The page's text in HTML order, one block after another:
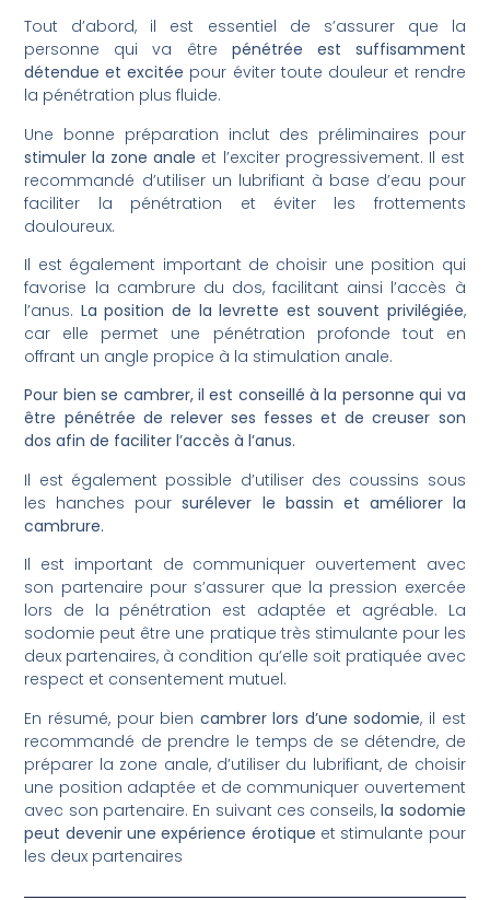
Tout d’abord, il est essentiel de s’assurer que la
personne qui va être pénétrée est suffisamment
détendue et excitée pour éviter toute douleur et rendre
la pénétration plus fluide.
Une bonne préparation inclut des préliminaires pour
stimuler la zone anale et l’exciter progressivement. Il est
recommandé d’utiliser un lubrifiant à base d’eau pour
faciliter la pénétration et éviter les frottements
douloureux.
Il est également important de choisir une position qui
favorise la cambrure du dos, facilitant ainsi l’accès à
l’anus. La position de la levrette est souvent privilégiée,
car elle permet une pénétration profonde tout en
offrant un angle propice à la stimulation anale.
Pour bien se cambrer, il est conseillé à la personne qui va
être pénétrée de relever ses fesses et de creuser son
dos afin de faciliter l’accès à l’anus.
Il est également possible d’utiliser des coussins sous
les hanches poursurélever le bassin et améliorer la
cambrure.
Il est important de communiquer ouvertement avec
son partenaire pour s’assurer que la pression exercée
lors de la pénétration est adaptée et agréable. La
sodomie peut être une pratique très stimulante pour les
deux partenaires, à condition qu’elle soit pratiquée avec
respect et consentement mutuel.
En résumé, pour bien cambrer lors d’une sodomie, il est
recommandé de prendre le temps de se détendre, de
préparer la zone anale, d’utiliser du lubrifiant, de choisir
une position adaptée et de communiquer ouvertement
avec son partenaire. En suivant ces conseils, la sodomie
peut devenir une expérience érotique et stimulante pour
les deux partenaires